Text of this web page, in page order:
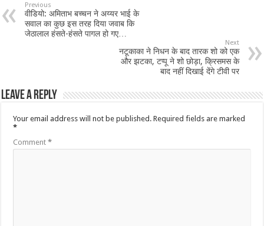
Previous
वीडियो: अमिताभ बच्चन ने अय्यर भाई के
सवाल का कुछ इस तरह दिया जवाब कि
जेठालाल हंसते-हंसते पागल हो गए…
Next
नटूकाका ने निधन के बाद तारक शो को एक
और झटका, टप्पू ने शो छोड़ा, क्रिसमस के
बाद नहीं दिखाई देंगे टीवी पर
Leave a Reply
Your email address will not be published. Required fields are marked
*
Comment*